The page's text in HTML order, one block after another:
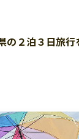
の２泊３日旅